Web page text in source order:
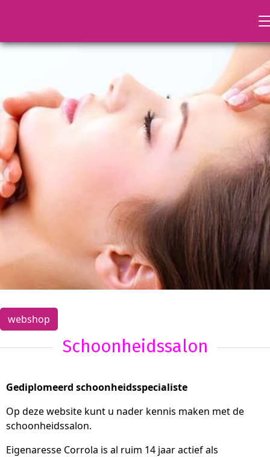
webshop
Schoonheidssalon
Gediplomeerd schoonheidsspecialiste
Op deze website kunt u nader kennis maken met de
schoonheidssalon.
Eigenaresse Corrola is al ruim 14 jaar actief als